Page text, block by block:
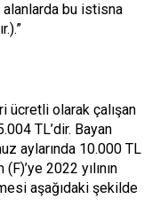
bu istisna
ücretli olarak çalışan
TL’dir. Bayan
aylarında 10.000 TL
2022 yılının
aşağıdaki şekilde